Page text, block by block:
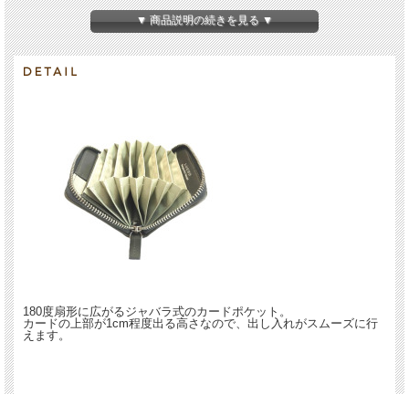
山形県で肥育された「山形牛」の革でつくったジャバラ式のカードケースです。
表のメッシュ部分は一つひとつ「手編み」で加工。 手編みならではの味わい深い
光沢と素朴な風合いが特徴です。
▼ 商品説明の続きを見る ▼
180度扇形に広がるジャバラ式のカードポケット。
カードの上部が1cm程度出る高さなので、出し入れがスムーズに行
えます。